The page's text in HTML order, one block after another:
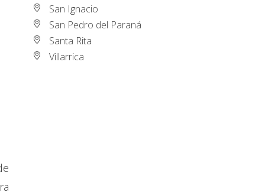
San Ignacio
San Pedro del Paraná
Santa Rita
Villarrica